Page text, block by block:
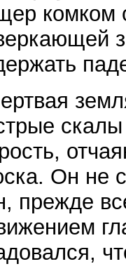
комком
Он не
прежде